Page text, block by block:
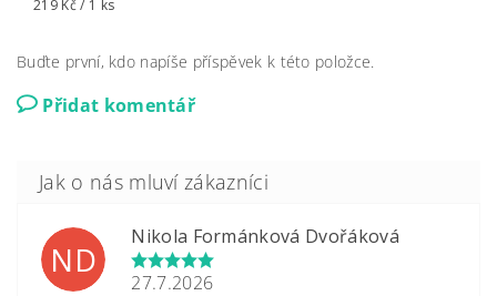
219 Kč / 1 ks
Buďte první, kdo napíše příspěvek k této položce.
Přidat komentář
ND
Nikola Formánková Dvořáková
27.7.2026